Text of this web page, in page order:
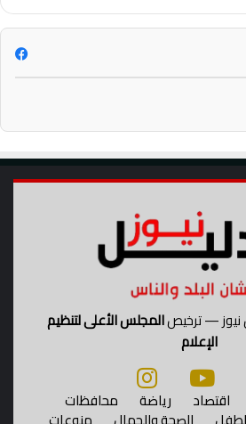
نيوز — ترخيصالمجلس الأعلى لتنظيم
الإعلام
اقتصاد رياضة محافظات